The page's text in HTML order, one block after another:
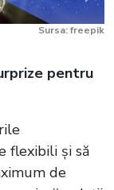
Sursa: freepik
pentru
flexibili și să
de